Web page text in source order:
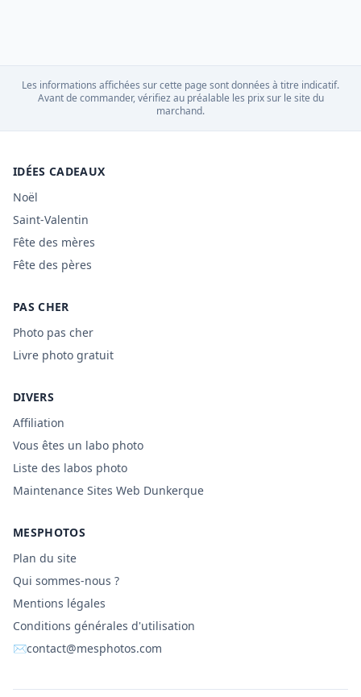
Les informations affichées sur cette page sont données à titre indicatif.
Avant de commander, vérifiez au préalable les prix sur le site du
marchand.
IDÉES CADEAUX
Noël
Saint-Valentin
Fête des mères
Fête des pères
PAS CHER
Photo pas cher
Livre photo gratuit
DIVERS
Affiliation
Vous êtes un labo photo
Liste des labos photo
Maintenance Sites Web Dunkerque
MESPHOTOS
Plan du site
Qui sommes-nous ?
Mentions légales
Conditions générales d'utilisation
✉contact@mesphotos.com